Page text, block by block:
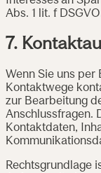
Abs. 1 lit. f
7.
Wenn Sie uns per
Kontaktwege
zur Bearbeitung
Anschlussfragen.
Kontaktdaten,
Rechtsgrundlage